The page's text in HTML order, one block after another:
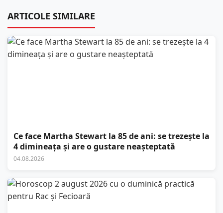
ARTICOLE SIMILARE
Ce face Martha Stewart la 85 de ani: se trezește la
4 dimineața și are o gustare neașteptată
04.08.2026